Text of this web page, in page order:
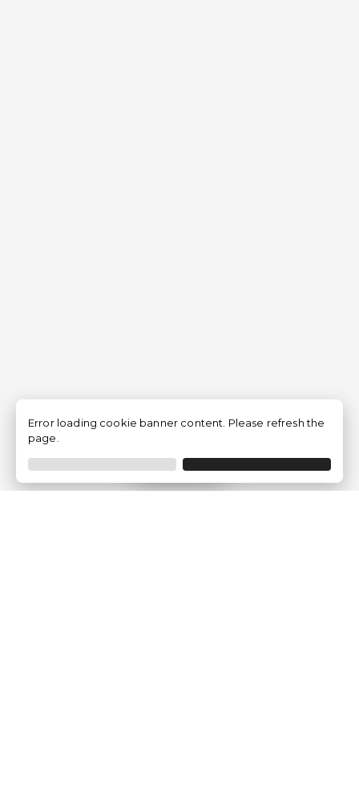
Filtrar
Error loading cookie banner content. Please refresh the
page.